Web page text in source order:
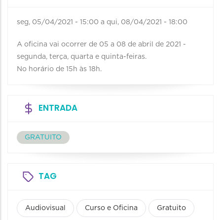
seg, 05/04/2021 - 15:00 a qui, 08/04/2021 - 18:00
A oficina vai ocorrer de 05 a 08 de abril de 2021 -
segunda, terça, quarta e quinta-feiras.
No horário de 15h às 18h.
ENTRADA
GRATUITO
TAG
Audiovisual Curso e Oficina Gratuito